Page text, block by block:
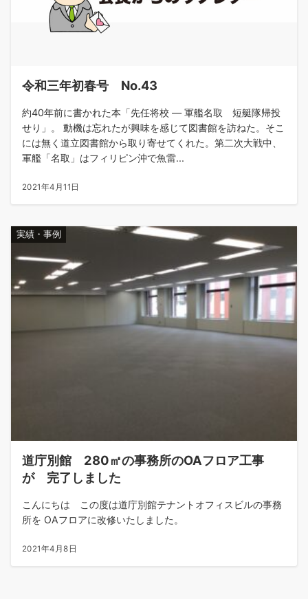
令和三年初春号 No.43
約40年前に書かれた本「先任将校 ― 軍艦名取 短艇隊帰投
せり」。 動機は忘れたが興味を感じて図書館を訪ねた。そこ
には無く道立図書館から取り寄せてくれた。第二次大戦中、
軍艦「名取」はフィリピン沖で魚雷...
2021年4月11日
実績・事例
道庁別館 280㎡の事務所のOAフロア工事
が 完了しました
こんにちは この度は道庁別館テナントオフィスビルの事務
所を OAフロアに改修いたしました。
2021年4月8日